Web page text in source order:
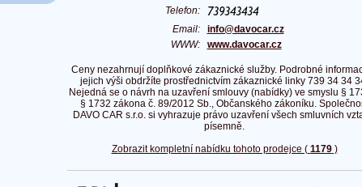
Telefon:
Email: info@davocar.cz
WWW: www.davocar.cz
Ceny nezahrnují doplňkové zákaznické služby. Podrobné
jejich výši obdržíte prostřednictvím zákaznické linky 739 34 34
Nejedná se o návrh na uzavření smlouvy (nabídky) ve smyslu §
§ 1732 zákona č. 89/2012 Sb., Občanského zákoníku.
DAVO CAR s.r.o. si vyhrazuje právo uzavření všech smluvních
písemně.
Zobrazit kompletní nabídku tohoto prodejce ( 1179)